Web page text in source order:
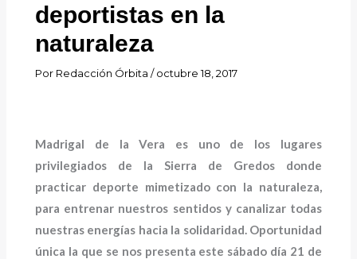
deportistas en la
naturaleza
Por Redacción Órbita/octubre 18, 2017
Madrigal de la Vera es uno de los lugares
privilegiados de la Sierra de Gredos donde
practicar deporte mimetizado con la naturaleza,
para entrenar nuestros sentidos y canalizar todas
nuestras energías hacia la solidaridad. Oportunidad
única la que se nos presenta este sábado día 21 de